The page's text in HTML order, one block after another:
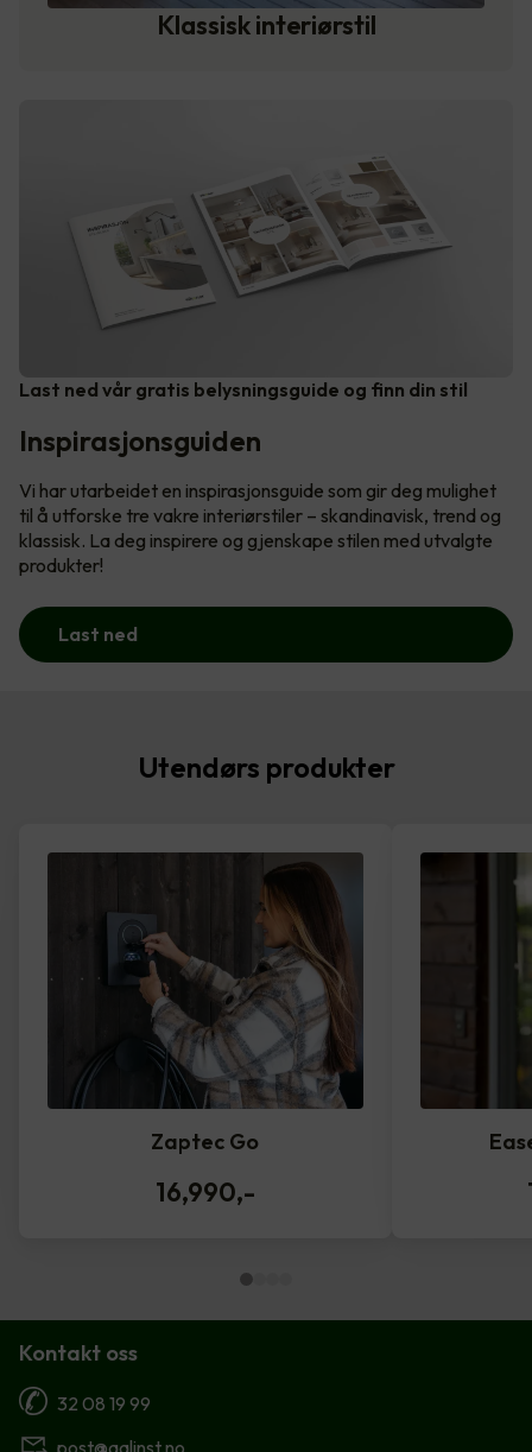
Klassisk interiørstil
Last ned vår gratis belysningsguide og finn din stil
Inspirasjonsguiden
Vi har utarbeidet en inspirasjonsguide som gir deg mulighet
til å utforske tre vakre interiørstiler – skandinavisk, trend og
klassisk. La deg inspirere og gjenskape stilen med utvalgte
produkter!
Last ned
Utendørs produkter
Zaptec Go
16,990,-
Kontakt oss
32 08 19 99
post@aalinst.no